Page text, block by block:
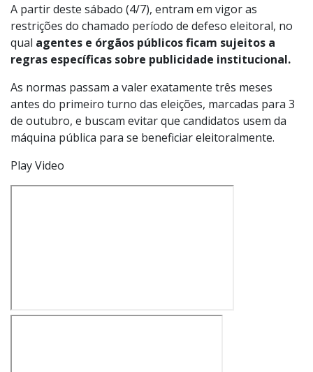
A partir deste sábado (4/7), entram em vigor as
restrições do chamado período de defeso eleitoral, no
qual agentes e órgãos públicos ficam sujeitos a
regras específicas sobre publicidade institucional.
As normas passam a valer exatamente três meses
antes do primeiro turno das eleições, marcadas para 3
de outubro, e buscam evitar que candidatos usem da
máquina pública para se beneficiar eleitoralmente.
Play Video